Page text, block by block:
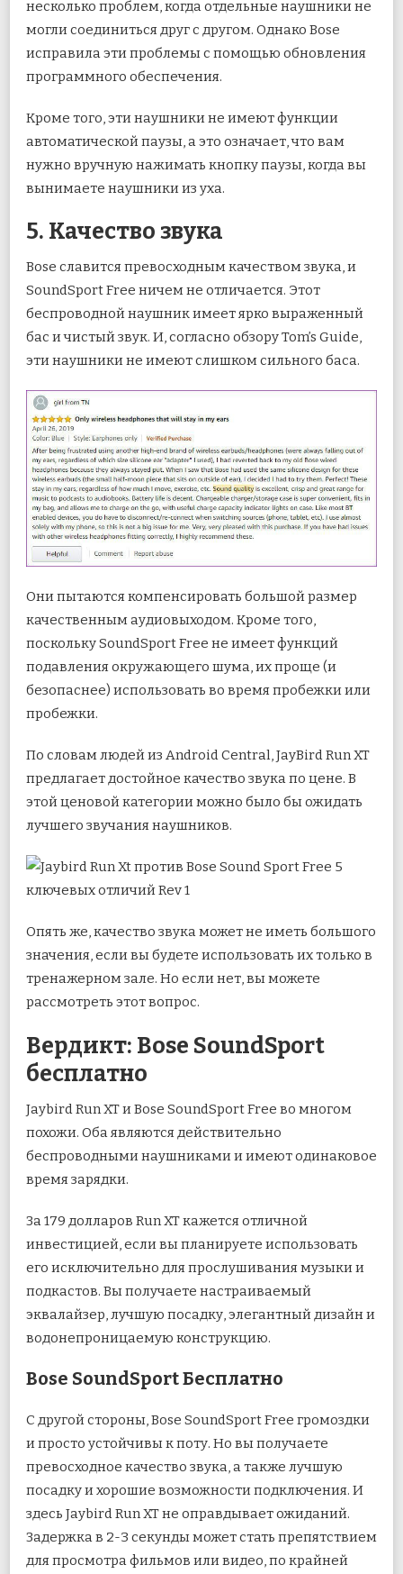
несколько проблем, когда отдельные наушники не
могли соединиться друг с другом. Однако Bose
исправила эти проблемы с помощью обновления
программного обеспечения.
Кроме того, эти наушники не имеют функции
автоматической паузы, а это означает, что вам
нужно вручную нажимать кнопку паузы, когда вы
вынимаете наушники из уха.
5. Качество звука
Bose славится превосходным качеством звука, и
SoundSport Free ничем не отличается. Этот
беспроводной наушник имеет ярко выраженный
бас и чистый звук. И, согласно обзору Tom’s Guide,
эти наушники не имеют слишком сильного баса.
Они пытаются компенсировать большой размер
качественным аудиовыходом. Кроме того,
поскольку SoundSport Free не имеет функций
подавления окружающего шума, их проще (и
безопаснее) использовать во время пробежки или
пробежки.
По словам людей из Android Central, JayBird Run XT
предлагает достойное качество звука по цене. В
этой ценовой категории можно было бы ожидать
лучшего звучания наушников.
Опять же, качество звука может не иметь большого
значения, если вы будете использовать их только в
тренажерном зале. Но если нет, вы можете
рассмотреть этот вопрос.
Вердикт: Bose SoundSport
бесплатно
Jaybird Run XT и Bose SoundSport Free во многом
похожи. Оба являются действительно
беспроводными наушниками и имеют одинаковое
время зарядки.
За 179 долларов Run XT кажется отличной
инвестицией, если вы планируете использовать
его исключительно для прослушивания музыки и
подкастов. Вы получаете настраиваемый
эквалайзер, лучшую посадку, элегантный дизайн и
водонепроницаемую конструкцию.
Bose SoundSport Бесплатно
С другой стороны, Bose SoundSport Free громоздки
и просто устойчивы к поту. Но вы получаете
превосходное качество звука, а также лучшую
посадку и хорошие возможности подключения. И
здесь Jaybird Run XT не оправдывает ожиданий.
Задержка в 2-3 секунды может стать препятствием
для просмотра фильмов или видео, по крайней